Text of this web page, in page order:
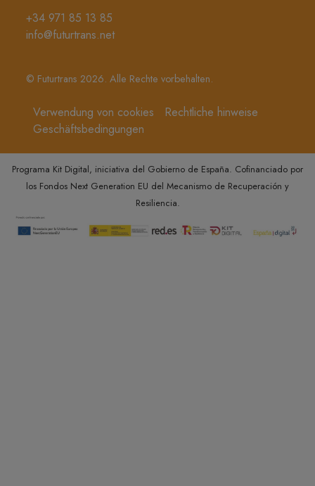
+34 971 85 13 85
info@futurtrans.net
© Futurtrans 2026. Alle Rechte vorbehalten.
Verwendung von cookies
Rechtliche hinweise
Geschäftsbedingungen
Programa Kit Digital, iniciativa del Gobierno de España. Cofinanciado por
los Fondos Next Generation EU del Mecanismo de Recuperación y
Resiliencia.